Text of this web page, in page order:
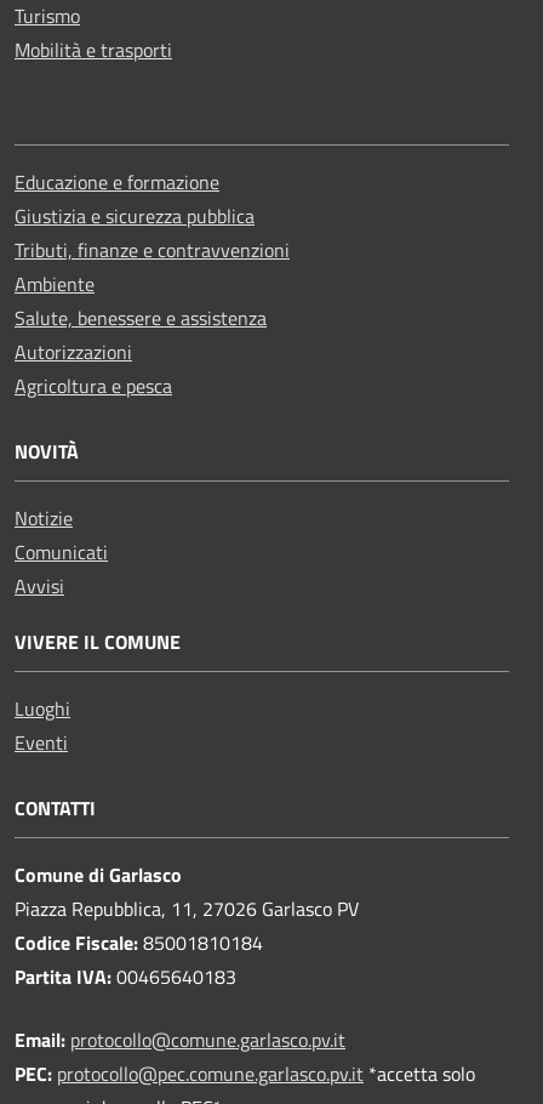
Turismo
Mobilità e trasporti
Educazione e formazione
Giustizia e sicurezza pubblica
Tributi, finanze e contravvenzioni
Ambiente
Salute, benessere e assistenza
Autorizzazioni
Agricoltura e pesca
NOVITÀ
Notizie
Comunicati
Avvisi
VIVERE IL COMUNE
Luoghi
Eventi
CONTATTI
Comune di Garlasco
Piazza Repubblica, 11, 27026 Garlasco PV
Codice Fiscale:85001810184
Partita IVA:00465640183
Email: protocollo@comune.garlasco.pv.it
PEC: protocollo@pec.comune.garlasco.pv.it *accetta solo